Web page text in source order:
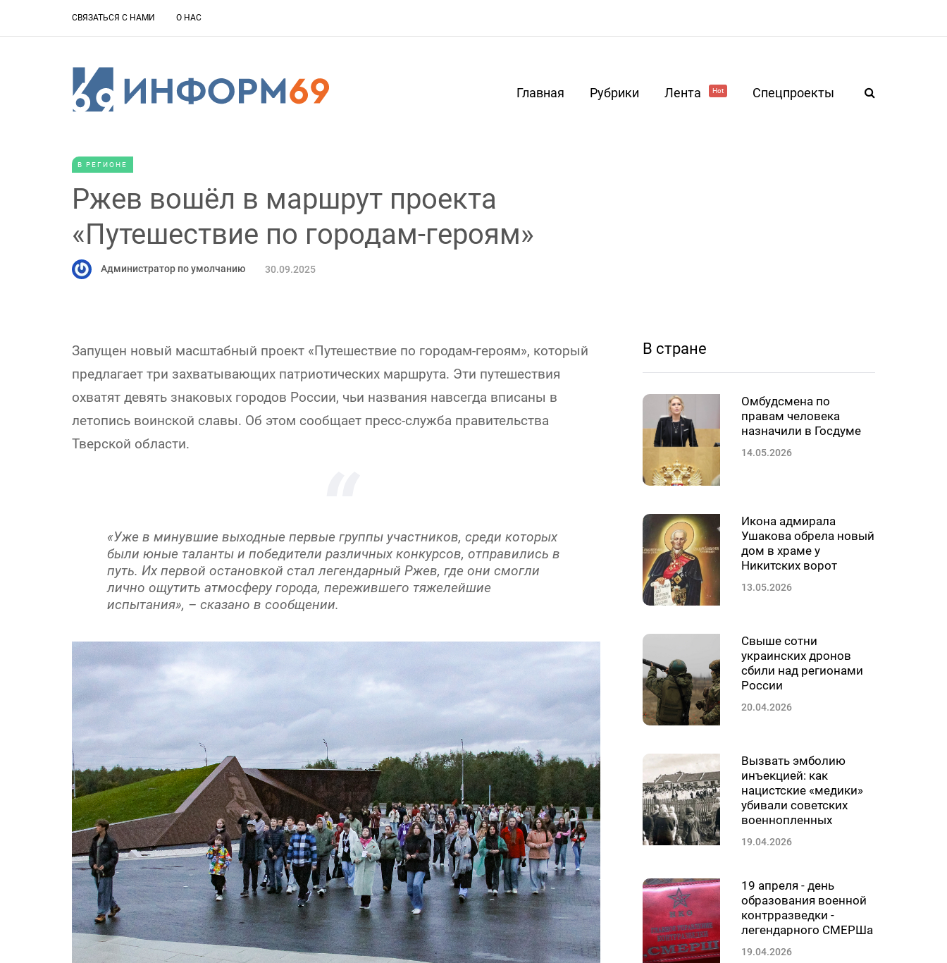
СВЯЗАТЬСЯ С НАМИ О НАС
Главная Рубрики Лента Hot Спецпроекты
В РЕГИОНЕ
Ржев вошёл в маршрут проекта
«Путешествие по городам-героям»
Администратор по умолчанию 30.09.2025
Запущен новый масштабный проект «Путешествие по городам-героям», который
предлагает три захватывающих патриотических маршрута. Эти путешествия
охватят девять знаковых городов России, чьи названия навсегда вписаны в
летопись воинской славы. Об этом сообщает пресс-служба правительства
Тверской области.
«Уже в минувшие выходные первые группы участников, среди которых
были юные таланты и победители различных конкурсов, отправились в
путь. Их первой остановкой стал легендарный Ржев, где они смогли
лично ощутить атмосферу города, пережившего тяжелейшие
испытания», – сказано в сообщении.
В стране
Омбудсмена по
правам человека
назначили в Госдуме
14.05.2026
Икона адмирала
Ушакова обрела новый
дом в храме у
Никитских ворот
13.05.2026
Свыше сотни
украинских дронов
сбили над регионами
России
20.04.2026
Вызвать эмболию
инъекцией: как
нацистские «медики»
убивали советских
военнопленных
19.04.2026
19 апреля - день
образования военной
контрразведки -
легендарного СМЕРШа
19.04.2026